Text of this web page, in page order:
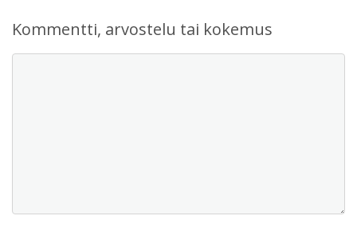
Kommentti, arvostelu tai kokemus